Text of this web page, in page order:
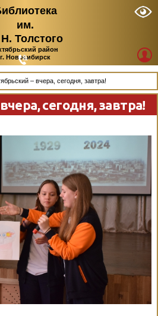
им.
Толстого
район
г. Новосибирск
– вчера, сегодня, завтра!
сегодня, завтра!